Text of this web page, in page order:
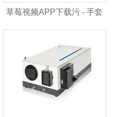
草莓视频APP下载污 - 手套
箱原位草莓视频APP在线观
看测量方案